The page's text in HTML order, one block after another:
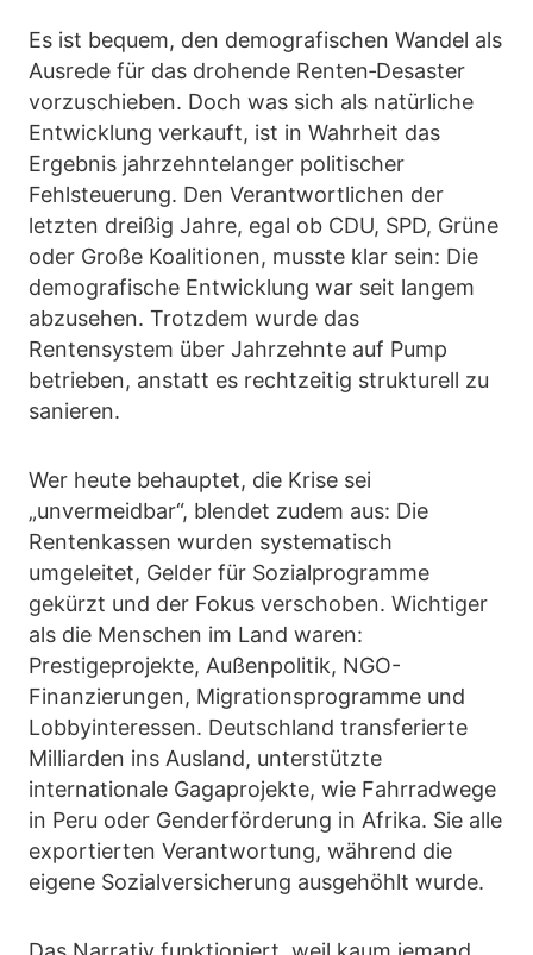
Es ist bequem, den demografischen Wandel als
Ausrede für das drohende Renten‑Desaster
vorzuschieben. Doch was sich als natürliche
Entwicklung verkauft, ist in Wahrheit das
Ergebnis jahrzehntelanger politischer
Fehlsteuerung. Den Verantwortlichen der
letzten dreißig Jahre, egal ob CDU, SPD, Grüne
oder Große Koalitionen, musste klar sein: Die
demografische Entwicklung war seit langem
abzusehen. Trotzdem wurde das
Rentensystem über Jahrzehnte auf Pump
betrieben, anstatt es rechtzeitig strukturell zu
sanieren.
Wer heute behauptet, die Krise sei
„unvermeidbar“, blendet zudem aus: Die
Rentenkassen wurden systematisch
umgeleitet, Gelder für Sozialprogramme
gekürzt und der Fokus verschoben. Wichtiger
als die Menschen im Land waren:
Prestigeprojekte, Außenpolitik, NGO-
Finanzierungen, Migrationsprogramme und
Lobbyinteressen. Deutschland transferierte
Milliarden ins Ausland, unterstützte
internationale Gagaprojekte, wie Fahrradwege
in Peru oder Genderförderung in Afrika. Sie alle
exportierten Verantwortung, während die
eigene Sozialversicherung ausgehöhlt wurde.